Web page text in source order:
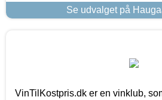
Se udvalget på
VinTilKostpris.dk er en vinklub,